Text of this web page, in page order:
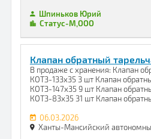
Шпиньков Юрий
Статус-М,ООО
Клапан обратный
В продаже с хранения: Клапан
КОТЗ-133х35 3 шт Клапан
КОТЗ-147х35 9 шт Клапан
КОТЗ-83х35 31 шт Клапан
06.03.2026
Ханты-Мансийский